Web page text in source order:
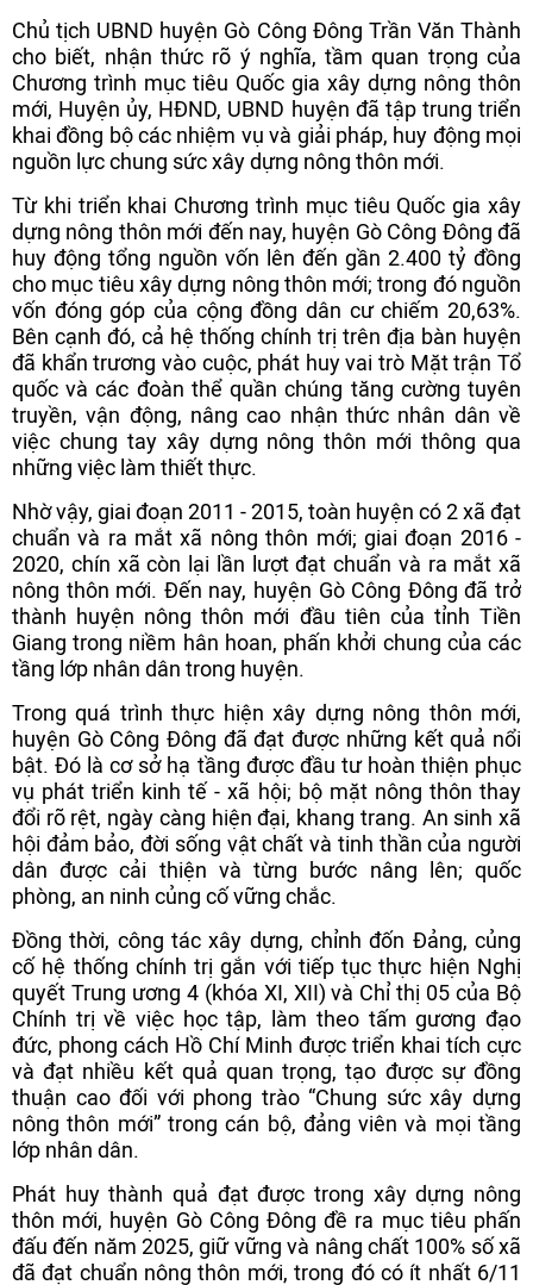
Chủ tịch UBND huyện Gò Công Đông Trần Văn Thành
cho biết, nhận thức rõ ý nghĩa, tầm quan trọng của
Chương trình mục tiêu Quốc gia xây dựng nông thôn
mới, Huyện ủy, HĐND, UBND huyện đã tập trung triển
khai đồng bộ các nhiệm vụ và giải pháp, huy động mọi
nguồn lực chung sức xây dựng nông thôn mới.
Từ khi triển khai Chương trình mục tiêu Quốc gia xây
dựng nông thôn mới đến nay, huyện Gò Công Đông đã
huy động tổng nguồn vốn lên đến gần 2.400 tỷ đồng
cho mục tiêu xây dựng nông thôn mới; trong đó nguồn
vốn đóng góp của cộng đồng dân cư chiếm 20,63%.
Bên cạnh đó, cả hệ thống chính trị trên địa bàn huyện
đã khẩn trương vào cuộc, phát huy vai trò Mặt trận Tổ
quốc và các đoàn thể quần chúng tăng cường tuyên
truyền, vận động, nâng cao nhận thức nhân dân về
việc chung tay xây dựng nông thôn mới thông qua
những việc làm thiết thực.
Nhờ vậy, giai đoạn 2011 - 2015, toàn huyện có 2 xã đạt
chuẩn và ra mắt xã nông thôn mới; giai đoạn 2016 -
2020, chín xã còn lại lần lượt đạt chuẩn và ra mắt xã
nông thôn mới. Đến nay, huyện Gò Công Đông đã trở
thành huyện nông thôn mới đầu tiên của tỉnh Tiền
Giang trong niềm hân hoan, phấn khởi chung của các
tầng lớp nhân dân trong huyện.
Trong quá trình thực hiện xây dựng nông thôn mới,
huyện Gò Công Đông đã đạt được những kết quả nổi
bật. Đó là cơ sở hạ tầng được đầu tư hoàn thiện phục
vụ phát triển kinh tế - xã hội; bộ mặt nông thôn thay
đổi rõ rệt, ngày càng hiện đại, khang trang. An sinh xã
hội đảm bảo, đời sống vật chất và tinh thần của người
dân được cải thiện và từng bước nâng lên; quốc
phòng, an ninh củng cố vững chắc.
Đồng thời, công tác xây dựng, chỉnh đốn Đảng, củng
cố hệ thống chính trị gắn với tiếp tục thực hiện Nghị
quyết Trung ương 4 (khóa XI, XII) và Chỉ thị 05 của Bộ
Chính trị về việc học tập, làm theo tấm gương đạo
đức, phong cách Hồ Chí Minh được triển khai tích cực
và đạt nhiều kết quả quan trọng, tạo được sự đồng
thuận cao đối với phong trào “Chung sức xây dựng
nông thôn mới” trong cán bộ, đảng viên và mọi tầng
lớp nhân dân.
Phát huy thành quả đạt được trong xây dựng nông
thôn mới, huyện Gò Công Đông đề ra mục tiêu phấn
đấu đến năm 2025, giữ vững và nâng chất 100% số xã
đã đạt chuẩn nông thôn mới, trong đó có ít nhất 6/11